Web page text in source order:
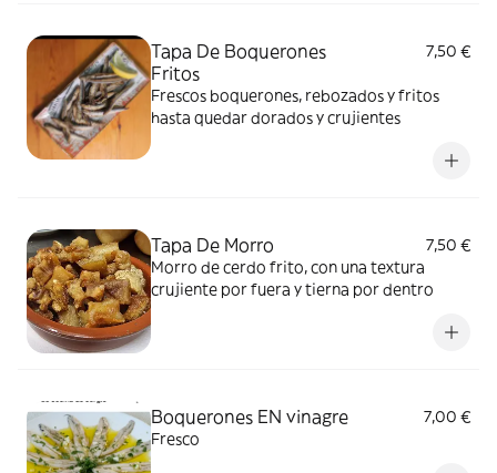
Tapa De Boquerones
Fritos
7,50 €
Frescos boquerones, rebozados y fritos
hasta quedar dorados y crujientes
Tapa De Morro
7,50 €
Morro de cerdo frito, con una textura
crujiente por fuera y tierna por dentro
Boquerones EN vinagre
7,00 €
Fresco